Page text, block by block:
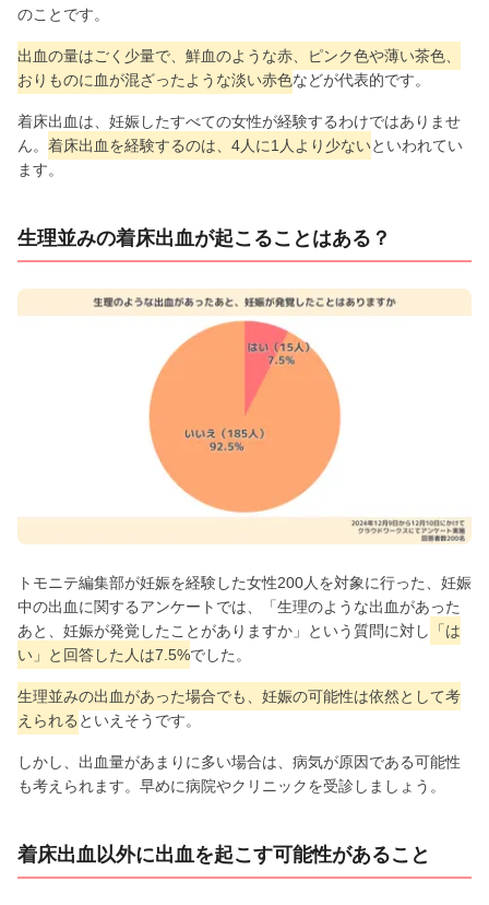
のことです。
出血の量はごく少量で、鮮血のような赤、ピンク色や薄い茶色、
おりものに血が混ざったような淡い赤色などが代表的です。
着床出血は、妊娠したすべての女性が経験するわけではありませ
ん。 着床出血を経験するのは、4人に1人より少ないといわれてい
ます。
生理並みの着床出血が起こることはある？
トモニテ編集部が妊娠を経験した女性200人を対象に行った、妊娠
中の出血に関するアンケートでは、「生理のような出血があった
あと、妊娠が発覚したことがありますか」という質問に対し
「は
い」と回答した人は7.5%でした。
生理並みの出血があった場合でも、妊娠の可能性は依然として考
えられる といえそうです。
しかし、出血量があまりに多い場合は、病気が原因である可能性
も考えられます。早めに病院やクリニックを受診しましょう。
着床出血以外に出血を起こす可能性があること